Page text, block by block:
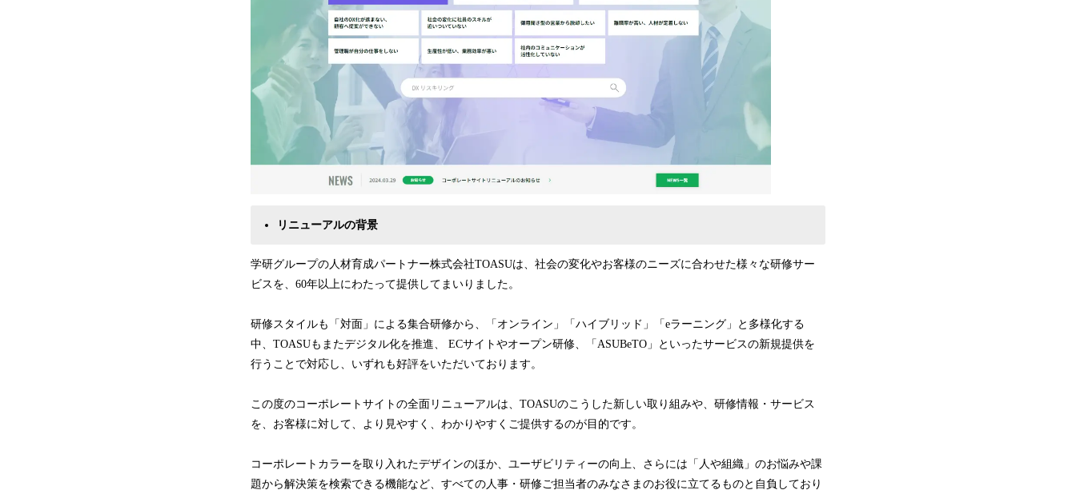
リニューアルの背景
学研グループの人材育成パートナー株式会社TOASUは、社会の変化やお客様のニーズに合わせた様々な研修サー
ビスを、60年以上にわたって提供してまいりました。
研修スタイルも「対面」による集合研修から、「オンライン」「ハイブリッド」「eラーニング」と多様化する
中、TOASUもまたデジタル化を推進、 ECサイトやオープン研修、「ASUBeTO」といったサービスの新規提供を
行うことで対応し、いずれも好評をいただいております。
この度のコーポレートサイトの全面リニューアルは、TOASUのこうした新しい取り組みや、研修情報・サービス
を、お客様に対して、より見やすく、わかりやすくご提供するのが目的です。
コーポレートカラーを取り入れたデザインのほか、ユーザビリティーの向上、さらには「人や組織」のお悩みや課
題から解決策を検索できる機能など、すべての人事・研修ご担当者のみなさまのお役に立てるものと自負しており